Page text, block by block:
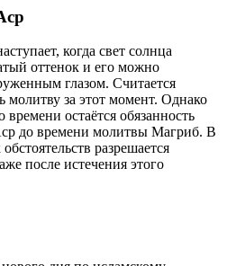
когда свет солнца
оттенок и его можно
глазом. Считается
молитву за этот момент. Однако
времени остаётся обязанность
до времени молитвы Магриб. В
разрешается
после истечения этого